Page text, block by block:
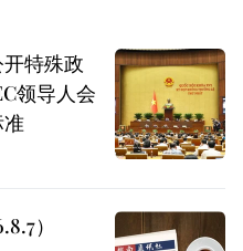
特殊政
领导人会
）